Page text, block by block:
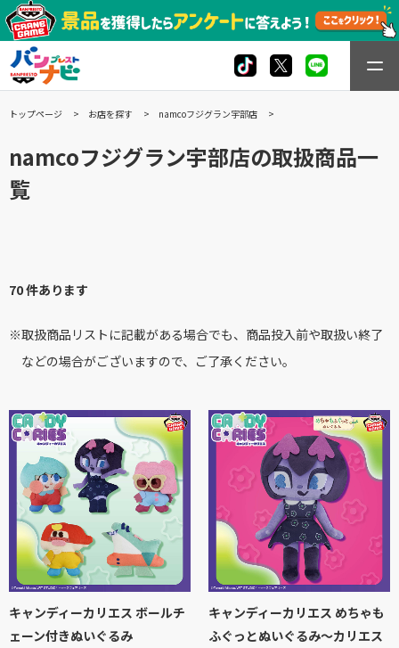
トップページ お店を探す namcoフジグラン宇部店
namcoフジグラン宇部店の取扱商品一
覧
70 件あります
※取扱商品リストに記載がある場合でも、商品投入前や取扱い終了
などの場合がございますので、ご了承ください。
キャンディーカリエス ボールチ
ェーン付きぬいぐるみ
キャンディーカリエス めちゃも
ふぐっとぬいぐるみ～カリエス